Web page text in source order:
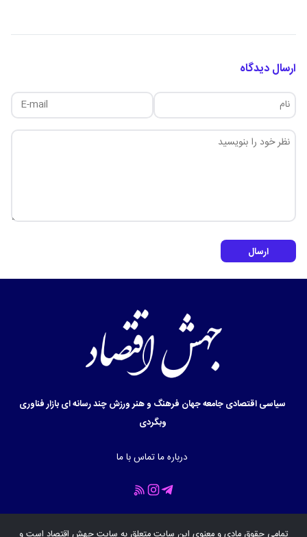
ارسال دیدگاه
ارسال
سیاسیاقتصادیجامعهجهان فرهنگ و هنرورزشچند رسانه ایبازارفناوری
وبگردی
درباره ماتماس با ما